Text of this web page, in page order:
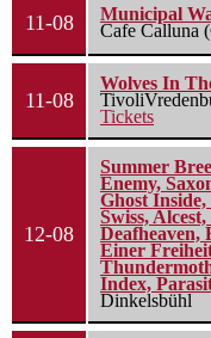
11-08
Municipal
Cafe Calluna
11-08
Wolves In
Tickets
12-08
Summer
Enemy,
Ghost
Swiss,
Deafheaven,
Einer
Index,
Dinkelsbühl